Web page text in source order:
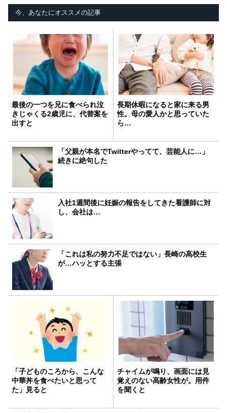
今、あなたにオススメの記事
最後の一つを兄に食べられ泣
きじゃくる2歳児に、代替案を
出すと
長期休暇になると家に来る男
性。母の愛人かと思っていた
ら…
「父親が本名でTwitterやってて、芸能人に…」
続きに絶句した
入社1週間後に妊娠の報告をしてきた看護師に対
し、会社は…
「これは私の努力不足ではない」長崎の高校生
が…ハッとする主張
「子どものころから、こんな
中華丼を食べたいと思って
た」見ると
チャイムが鳴り、画面には見
覚えのない高齢女性が。用件
を聞くと